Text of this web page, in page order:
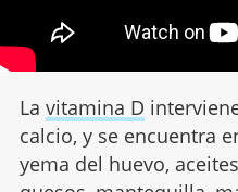
La vitamina D
calcio, y se encuentra
yema del huevo,